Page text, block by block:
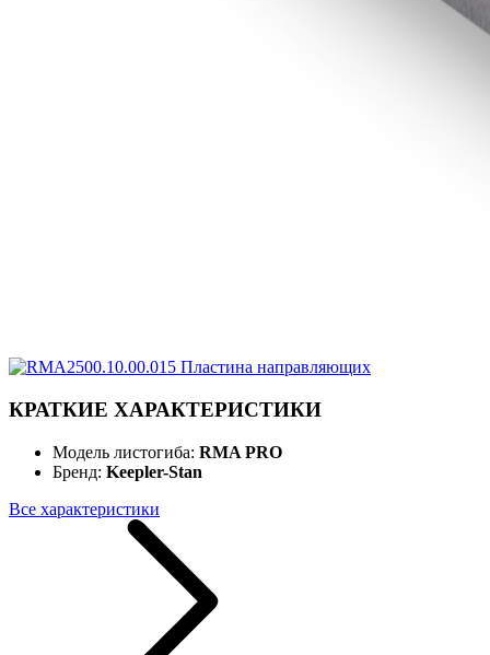
КРАТКИЕ ХАРАКТЕРИСТИКИ
Модель листогиба: RMA PRO
Бренд: Keepler-Stan
Все характеристики